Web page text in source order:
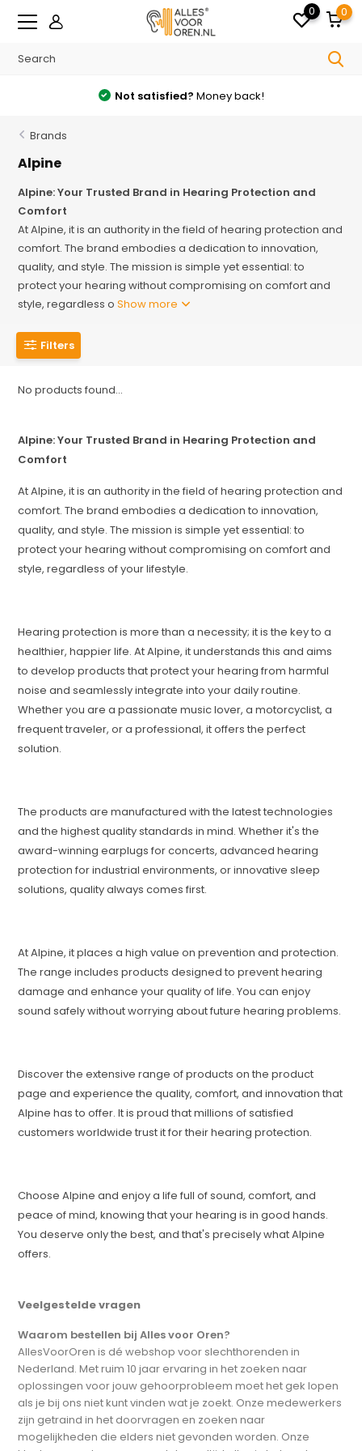
0 0
Freeshipping from €35 in the Netherlands
Brands
Alpine
Alpine: Your Trusted Brand in Hearing Protection and
Comfort
At Alpine, it is an authority in the field of hearing protection and
comfort. The brand embodies a dedication to innovation,
quality, and style. The mission is simple yet essential: to
protect your hearing without compromising on comfort and
style, regardless oShow more
Filters
No products found...
Alpine: Your Trusted Brand in Hearing Protection and
Comfort
At Alpine, it is an authority in the field of hearing protection and
comfort. The brand embodies a dedication to innovation,
quality, and style. The mission is simple yet essential: to
protect your hearing without compromising on comfort and
style, regardless of your lifestyle.
Hearing protection is more than a necessity; it is the key to a
healthier, happier life. At Alpine, it understands this and aims
to develop products that protect your hearing from harmful
noise and seamlessly integrate into your daily routine.
Whether you are a passionate music lover, a motorcyclist, a
frequent traveler, or a professional, it offers the perfect
solution.
The products are manufactured with the latest technologies
and the highest quality standards in mind. Whether it's the
award-winning earplugs for concerts, advanced hearing
protection for industrial environments, or innovative sleep
solutions, quality always comes first.
At Alpine, it places a high value on prevention and protection.
The range includes products designed to prevent hearing
damage and enhance your quality of life. You can enjoy
sound safely without worrying about future hearing problems.
Discover the extensive range of products on the product
page and experience the quality, comfort, and innovation that
Alpine has to offer. It is proud that millions of satisfied
customers worldwide trust it for their hearing protection.
Choose Alpine and enjoy a life full of sound, comfort, and
peace of mind, knowing that your hearing is in good hands.
You deserve only the best, and that's precisely what Alpine
offers.
Veelgestelde vragen
Waarom bestellen bij Alles voor Oren?
AllesVoorOren is dé webshop voor slechthorenden in
Nederland. Met ruim 10 jaar ervaring in het zoeken naar
oplossingen voor jouw gehoorprobleem moet het gek lopen
als je bij ons niet kunt vinden wat je zoekt. Onze medewerkers
zijn getraind in het doorvragen en zoeken naar
mogelijkheden die elders niet gevonden worden. Onze